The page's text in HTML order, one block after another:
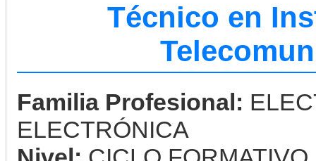
Técnico en
Familia Profesional:
ELECTRÓNICA